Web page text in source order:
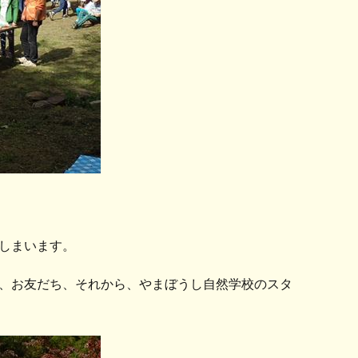
まいます。
お友だち、それから、やまぼうし自然学校のスタ